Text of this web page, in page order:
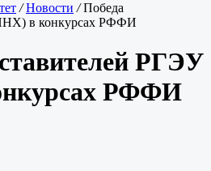
/Новости /Победа
в конкурсах РФФИ
РГЭУ
РФФИ